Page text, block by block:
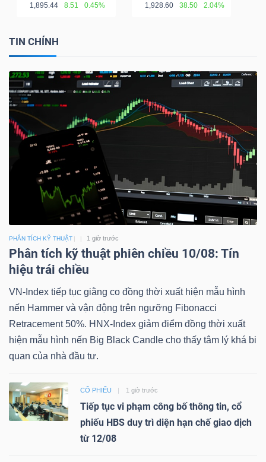
1,895.44 8.51 0.45% 1,928.60 38.50 2.04%
TIN CHÍNH
PHÂN TÍCH KỸ THUẬT 1 giờ trước
Phân tích kỹ thuật phiên chiều 10/08: Tín
hiệu trái chiều
VN-Index tiếp tục giằng co đồng thời xuất hiện mẫu hình
nến Hammer và vận động trên ngưỡng Fibonacci
Retracement 50%. HNX-Index giảm điểm đồng thời xuất
hiện mẫu hình nến Big Black Candle cho thấy tâm lý khá bi
quan của nhà đầu tư.
CỔ PHIẾU 1 giờ trước
Tiếp tục vi phạm công bố thông tin, cổ
phiếu HBS duy trì diện hạn chế giao dịch
từ 12/08